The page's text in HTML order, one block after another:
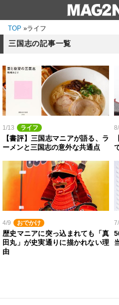
TOP »ライフ
三国志の記事一覧
1/13 ライフ
【書評】三国志マニアが語る、ラ
ーメンと三国志の意外な共通点
4/9 おでかけ
歴史マニアに突っ込まれても「真
田丸」が史実通りに描かれない理
由